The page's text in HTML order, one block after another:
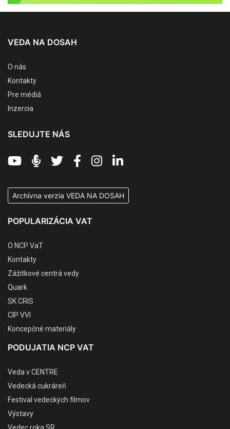
VEDA NA DOSAH
O nás
Kontakty
Pre médiá
Inzercia
SLEDUJTE NÁS
Archívna verzia VEDA NA DOSAH
POPULARIZÁCIA VAT
O NCP VaT
Kontakty
Zážitkové centrá vedy
Quark
SK CRIS
CIP VVI
Koncepčné materiály
PODUJATIA NCP VAT
Veda v CENTRE
Vedecká cukráreň
Festival vedeckých filmov
Výstavy
Vedec roka SR